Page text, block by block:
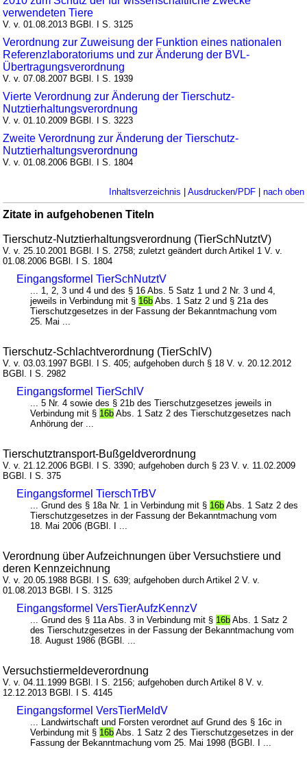
verwendeten Tiere
V. v. 01.08.2013 BGBl. I S. 3125
Verordnung zur Zuweisung der Funktion eines nationalen
Referenzlaboratoriums und zur Änderung der BVL-
Übertragungsverordnung
V. v. 07.08.2007 BGBl. I S. 1939
Vierte Verordnung zur Änderung der Tierschutz-
Nutztierhaltungsverordnung
V. v. 01.10.2009 BGBl. I S. 3223
Zweite Verordnung zur Änderung der Tierschutz-
Nutztierhaltungsverordnung
V. v. 01.08.2006 BGBl. I S. 1804
Inhaltsverzeichnis Ausdrucken/PDF| nach oben
Zitate in aufgehobenen Titeln
Tierschutz-Nutztierhaltungsverordnung (TierSchNutztV)
V. v. 25.10.2001 BGBl. I S. 2758; zuletzt geändert durch Artikel 1 V. v.
01.08.2006 BGBl. I S. 1804
Eingangsformel TierSchNutztV
... 1, 2, 3 und 4 und des § 16 Abs. 5 Satz 1 und 2 Nr. 3 und 4,
jeweils in Verbindung mit § 16b Abs. 1 Satz 2 und § 21a des
Tierschutzgesetzes in der Fassung der Bekanntmachung vom
25. Mai ...
Tierschutz-Schlachtverordnung (TierSchlV)
V. v. 03.03.1997 BGBl. I S. 405; aufgehoben durch § 18 V. v. 20.12.2012
BGBl. I S. 2982
Eingangsformel TierSchlV
... 5 Nr. 4 sowie des § 21b des Tierschutzgesetzes jeweils in
Verbindung mit § 16b Abs. 1 Satz 2 des Tierschutzgesetzes nach
Anhörung der ...
Tierschutztransport-Bußgeldverordnung
V. v. 21.12.2006 BGBl. I S. 3390; aufgehoben durch § 23 V. v. 11.02.2009
BGBl. I S. 375
Eingangsformel TierschTrBV
... Grund des § 18a Nr. 1 in Verbindung mit § 16b Abs. 1 Satz 2 des
Tierschutzgesetzes in der Fassung der Bekanntmachung vom
18. Mai 2006 (BGBl. I ...
Verordnung über Aufzeichnungen über Versuchstiere und
deren Kennzeichnung
V. v. 20.05.1988 BGBl. I S. 639; aufgehoben durch Artikel 2 V. v.
01.08.2013 BGBl. I S. 3125
Eingangsformel VersTierAufzKennzV
... Grund des § 11a Abs. 3 in Verbindung mit § 16b Abs. 1 Satz 2
des Tierschutzgesetzes in der Fassung der Bekanntmachung vom
18. August 1986 (BGBl. ...
Versuchstiermeldeverordnung
V. v. 04.11.1999 BGBl. I S. 2156; aufgehoben durch Artikel 8 V. v.
12.12.2013 BGBl. I S. 4145
Eingangsformel VersTierMeldV
... Landwirtschaft und Forsten verordnet auf Grund des § 16c in
Verbindung mit § 16b Abs. 1 Satz 2 des Tierschutzgesetzes in der
Fassung der Bekanntmachung vom 25. Mai 1998 (BGBl. I ...